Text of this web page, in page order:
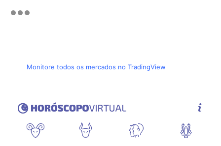
Monitore todos os mercados no TradingView